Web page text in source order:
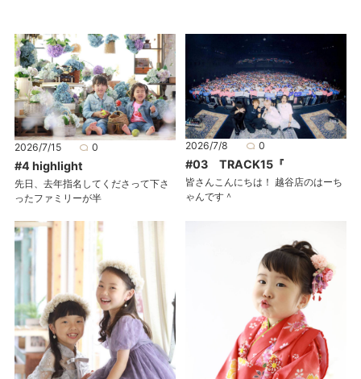
2026/7/15 0
#4 highlight
先日、去年指名してくださって下さ
ったファミリーが半
2026/7/8 0
#03 TRACK15『
皆さんこんにちは！ 越谷店のはーち
ゃんです＾